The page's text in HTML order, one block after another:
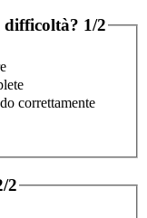
difficoltà? 1/2
correttamente
2